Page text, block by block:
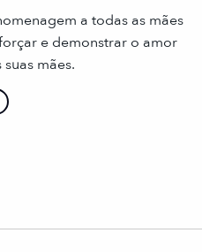
a todas as mães
e demonstrar o amor
mães.